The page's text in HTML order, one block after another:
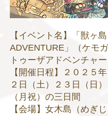
【イベント名】「獣ヶ
ADVENTURE」（ケモ
トゥーザアドベンチャー
【開催日程】２０２５
２日（土）２３日（日
（月祝）の三日間
【会場】女木島（めぎ